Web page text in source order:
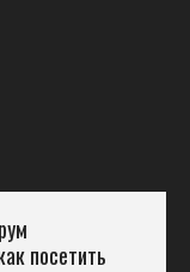
посетить